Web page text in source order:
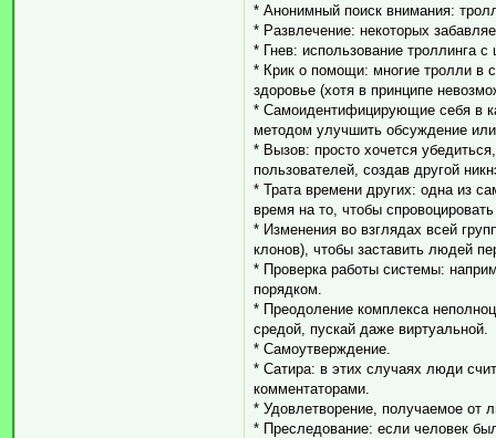
* Анонимный поиск внимания:
* Развлечение: некоторых
* Гнев: использование троллинга
* Крик о помощи: многие тролли в
здоровье (хотя в принципе
* Самоидентифицирующие себя в
методом улучшить обсуждение
* Вызов: просто хочется
пользователей, создав другой
* Трата времени других: одна из
время на то, чтобы
* Изменения во взглядах всей
клонов), чтобы заставить людей
* Проверка работы системы:
порядком.
* Преодоление комплекса
средой, пускай даже виртуальной.
* Самоутверждение.
* Сатира: в этих случаях люди
комментаторами.
* Удовлетворение, получаемое от
* Преследование: если человек